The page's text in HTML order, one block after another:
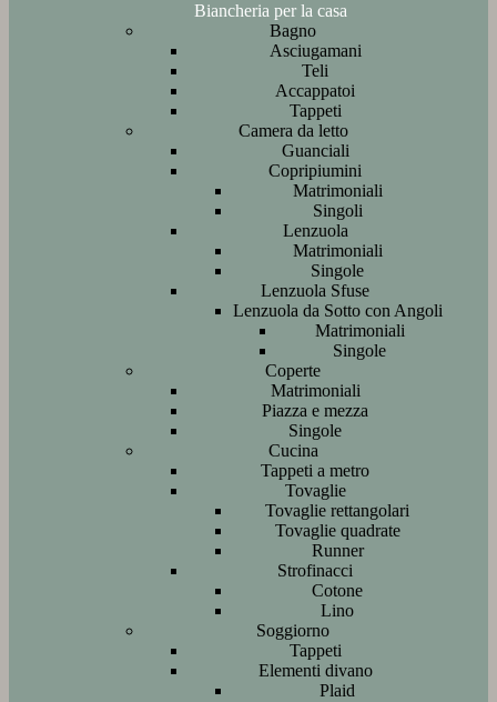
Biancheria per la casa
Bagno
Asciugamani
Teli
Accappatoi
Tappeti
Camera da letto
Guanciali
Copripiumini
Matrimoniali
Singoli
Lenzuola
Matrimoniali
Singole
Lenzuola Sfuse
Lenzuola da Sotto con Angoli
Matrimoniali
Singole
Coperte
Matrimoniali
Piazza e mezza
Singole
Cucina
Tappeti a metro
Tovaglie
Tovaglie rettangolari
Tovaglie quadrate
Runner
Strofinacci
Cotone
Lino
Soggiorno
Tappeti
Elementi divano
Plaid